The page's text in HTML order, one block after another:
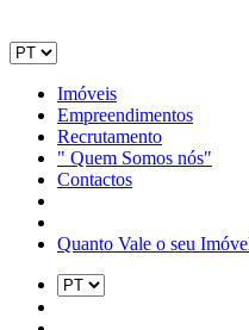
Imóveis
Empreendimentos
Recrutamento
" Quem Somos nós"
Contactos
Quanto Vale o seu